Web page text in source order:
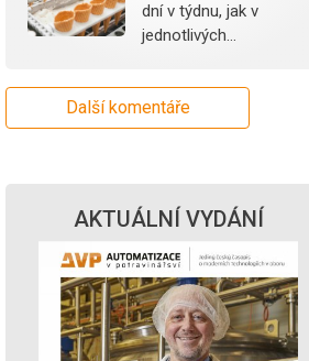
dní v týdnu, jak v
jednotlivých…
Další komentáře
AKTUÁLNÍ VYDÁNÍ